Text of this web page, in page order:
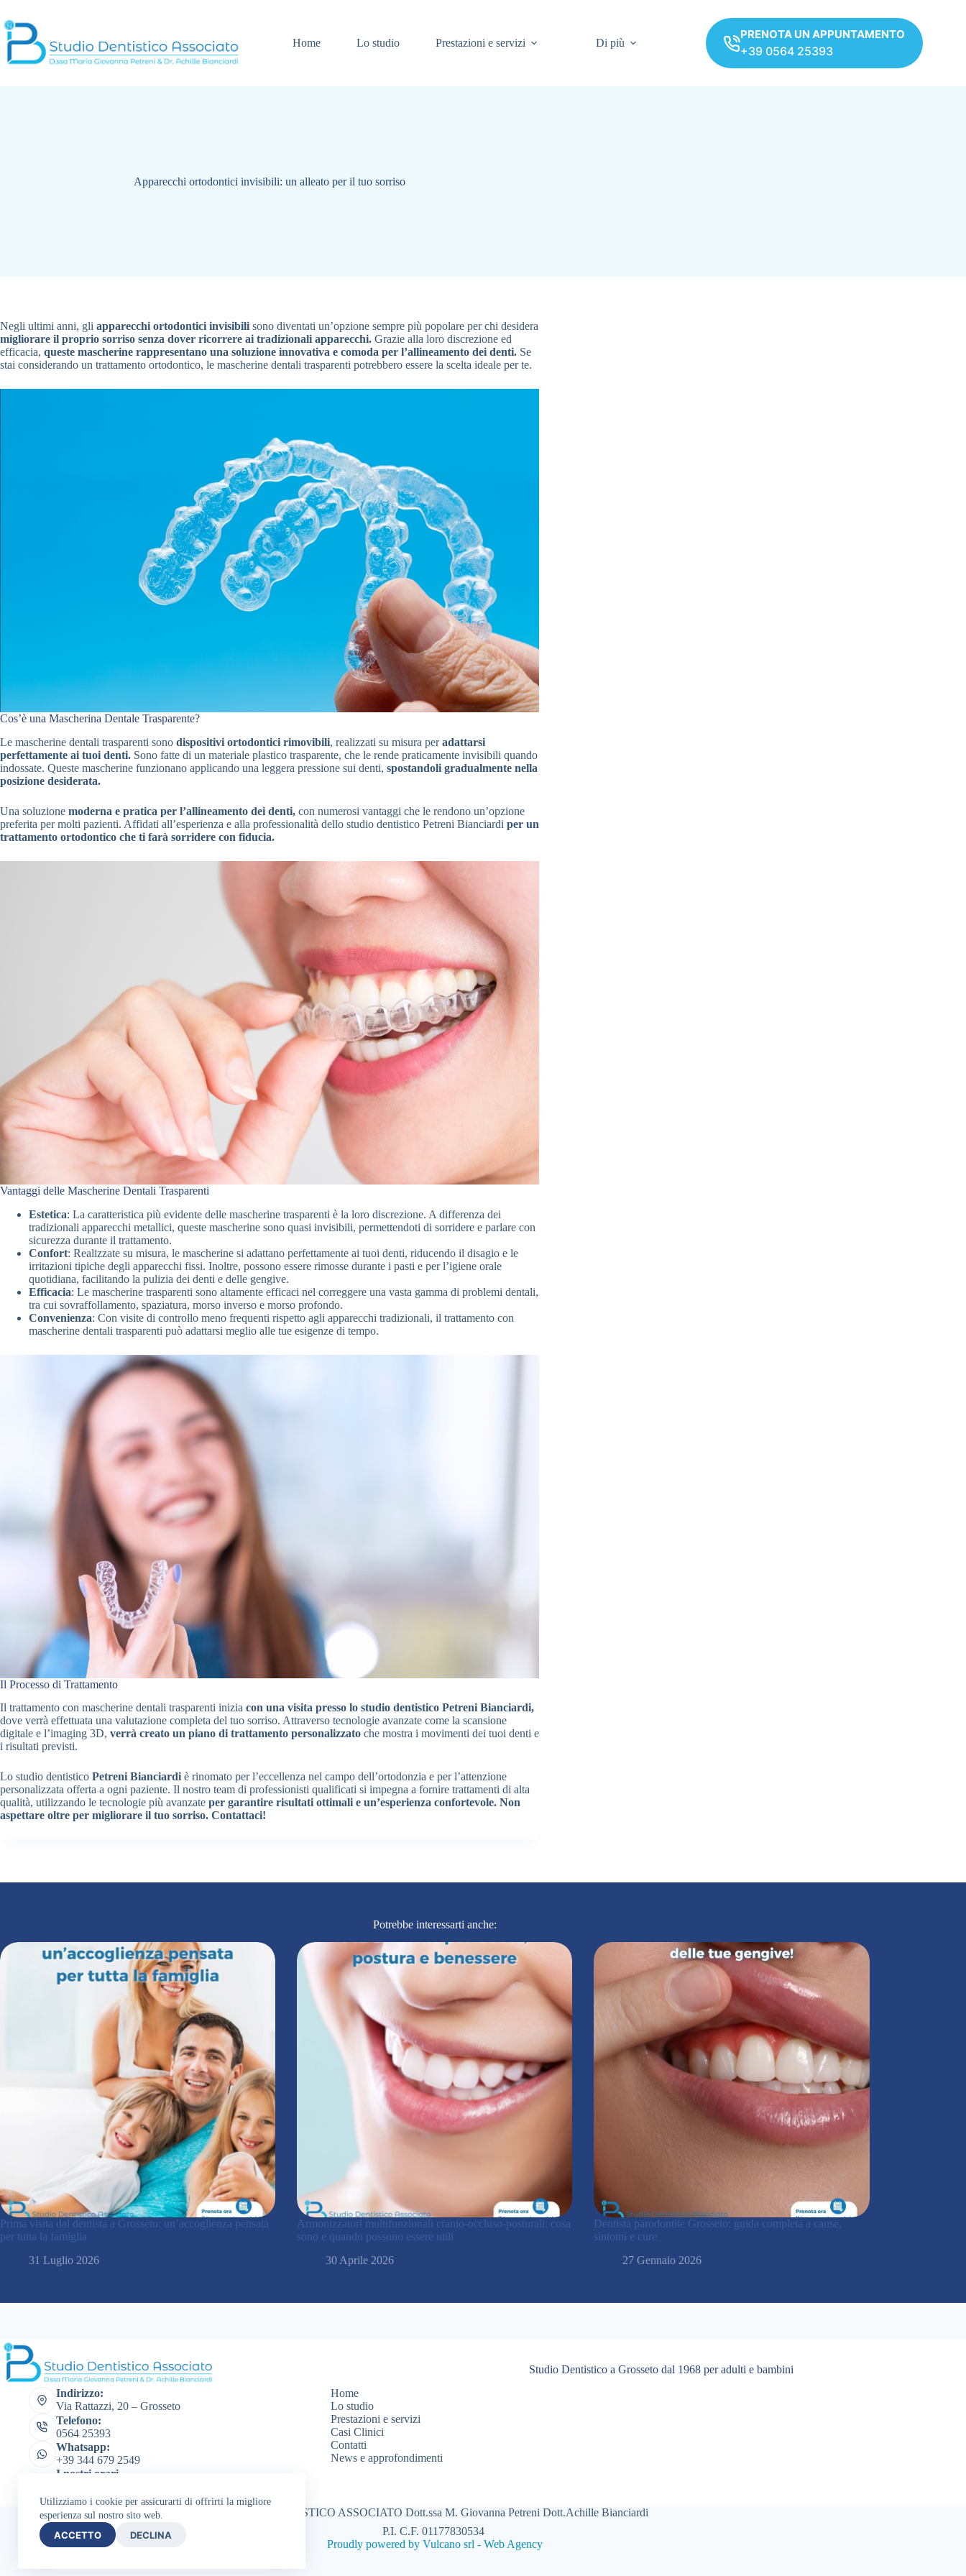
al
contenuto
Utilizziamo i cookie per assicurarti di offrirti la migliore
esperienza sul nostro sito web.
ACCETTO DECLINA
Home Lo studio Prestazioni e servizi Di più
PRENOTA UN APPUNTAMENTO
+39 0564 25393
Apparecchi ortodontici invisibili: un alleato per il tuo sorriso
Negli ultimi anni, gli apparecchi ortodontici invisibili sono diventati un’opzione sempre più popolare per chi desidera
migliorare il proprio sorriso senza dover ricorrere ai tradizionali apparecchi. Grazie alla loro discrezione ed
efficacia, queste mascherine rappresentano una soluzione innovativa e comoda per l’allineamento dei denti. Se
stai considerando un trattamento ortodontico, le mascherine dentali trasparenti potrebbero essere la scelta ideale per te.
Cos’è una Mascherina Dentale Trasparente?
Le mascherine dentali trasparenti sono dispositivi ortodontici rimovibili, realizzati su misura peradattarsi
perfettamente ai tuoi denti. Sono fatte di un materiale plastico trasparente, che le rende praticamente invisibili quando
indossate. Queste mascherine funzionano applicando una leggera pressione sui denti, spostandoli gradualmente nella
posizione desiderata.
Una soluzione moderna e pratica per l’allineamento dei denti, con numerosi vantaggi che le rendono un’opzione
preferita per molti pazienti. Affidati all’esperienza e alla professionalità dello studio dentistico Petreni Bianciardi per un
trattamento ortodontico che ti farà sorridere con fiducia.
Vantaggi delle Mascherine Dentali Trasparenti
Estetica: La caratteristica più evidente delle mascherine trasparenti è la loro discrezione. A differenza dei
tradizionali apparecchi metallici, queste mascherine sono quasi invisibili, permettendoti di sorridere e parlare con
sicurezza durante il trattamento.
Confort: Realizzate su misura, le mascherine si adattano perfettamente ai tuoi denti, riducendo il disagio e le
irritazioni tipiche degli apparecchi fissi. Inoltre, possono essere rimosse durante i pasti e per l’igiene orale
quotidiana, facilitando la pulizia dei denti e delle gengive.
Efficacia: Le mascherine trasparenti sono altamente efficaci nel correggere una vasta gamma di problemi dentali,
tra cui sovraffollamento, spaziatura, morso inverso e morso profondo.
Convenienza: Con visite di controllo meno frequenti rispetto agli apparecchi tradizionali, il trattamento con
mascherine dentali trasparenti può adattarsi meglio alle tue esigenze di tempo.
Il Processo di Trattamento
Il trattamento con mascherine dentali trasparenti inizia con una visita presso lo studio dentistico Petreni Bianciardi,
dove verrà effettuata una valutazione completa del tuo sorriso. Attraverso tecnologie avanzate come la scansione
digitale e l’imaging 3D, verrà creato un piano di trattamento personalizzato che mostra i movimenti dei tuoi denti e
i risultati previsti.
Lo studio dentistico Petreni Bianciardi è rinomato per l’eccellenza nel campo dell’ortodonzia e per l’attenzione
personalizzata offerta a ogni paziente. Il nostro team di professionisti qualificati si impegna a fornire trattamenti di alta
qualità, utilizzando le tecnologie più avanzate per garantire risultati ottimali e un’esperienza confortevole. Non
aspettare oltre per migliorare il tuo sorriso. Contattaci!
Potrebbe interessarti anche:
Prima visita dal dentista a Grosseto: un’accoglienza pensata
per tutta la famiglia
31 Luglio 2026
Armonizzatori multifunzionali cranio-occluso-posturali: cosa
sono e quando possono essere utili
30 Aprile 2026
Dentista parodontite Grosseto: guida completa a cause,
sintomi e cure
27 Gennaio 2026
Studio Dentistico a Grosseto dal 1968 per adulti e bambini
Indirizzo:
Via Rattazzi, 20 – Grosseto
Telefono:
0564 25393
Whatsapp:
+39 344 679 2549
I nostri orari
dalle 9.00 alle 17.00
Home
Lo studio
Prestazioni e servizi
Casi Clinici
Contatti
News e approfondimenti
STUDIO DENTISTICO ASSOCIATO Dott.ssa M. Giovanna Petreni Dott.Achille Bianciardi
P.I. C.F. 01177830534
Proudly powered by Vulcano srl - Web Agency